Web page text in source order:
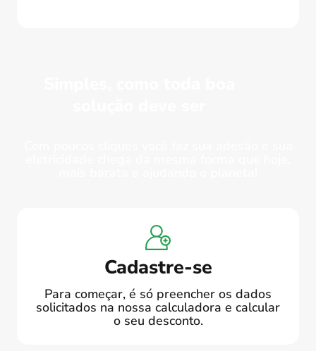
Cadastre-se
Para começar, é só preencher os dados
solicitados na nossa calculadora e calcular
o seu desconto.